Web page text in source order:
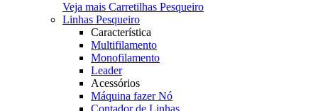
Veja mais Carretilhas Pesqueiro
Linhas Pesqueiro
Característica
Multifilamento
Monofilamento
Leader
Acessórios
Máquina fazer Nó
Contador de Linhas